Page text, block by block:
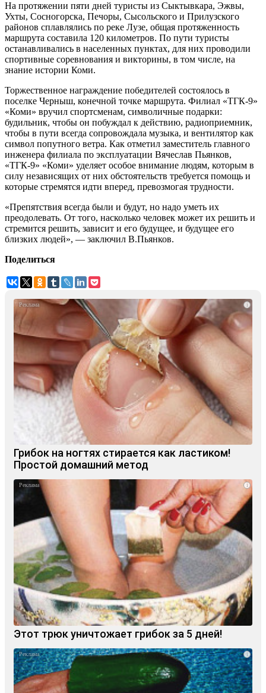
На протяжении пяти дней туристы из Сыктывкара, Эжвы,
Ухты, Сосногорска, Печоры, Сысольского и Прилузского
районов сплавлялись по реке Лузе, общая протяженность
маршрута составила 120 километров. По пути туристы
останавливались в населенных пунктах, для них проводили
спортивные соревнования и викторины, в том числе, на
знание истории Коми.
Торжественное награждение победителей состоялось в
поселке Черныш, конечной точке маршрута. Филиал «ТГК-9»
«Коми» вручил спортсменам, символичные подарки:
будильник, чтобы он побуждал к действию, радиоприемник,
чтобы в пути всегда сопровождала музыка, и вентилятор как
символ попутного ветра. Как отметил заместитель главного
инженера филиала по эксплуатации Вячеслав Пьянков,
«ТГК-9» «Коми» уделяет особое внимание людям, которым в
силу независящих от них обстоятельств требуется помощь и
которые стремятся идти вперед, превозмогая трудности.
«Препятствия всегда были и будут, но надо уметь их
преодолевать. От того, насколько человек может их решить и
стремится решить, зависит и его будущее, и будущее его
близких людей», — заключил В.Пьянков.
Поделиться
i
Грибок на ногтях стирается как ластиком!
Простой домашний метод
i
Этот трюк уничтожает грибок за 5 дней!
i